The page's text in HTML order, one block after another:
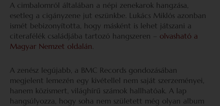
A cimbalomról általában a népi zenekarok hangzása,
esetleg a cigányzene jut eszünkbe. Lukács Miklós azonban
ismét bebizonyította, hogy másként is lehet játszani a
citerafélék családjába tartozó hangszeren – olvasható a
Magyar Nemzet oldalán.
A zenész legújabb, a BMC Records gondozásában
megjelent lemezén egy kivétellel nem saját szerzeményei,
hanem közismert, világhírű számok hallhatóak. A lap
hangsúlyozza, hogy soha nem született még olyan album